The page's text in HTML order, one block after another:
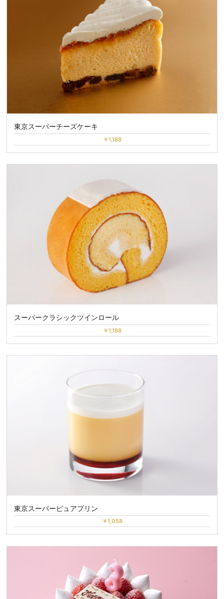
東京スーパーチーズケーキ
￥1,188
スーパークラシックツインロール
￥1,188
東京スーパーピュアプリン
￥1,058